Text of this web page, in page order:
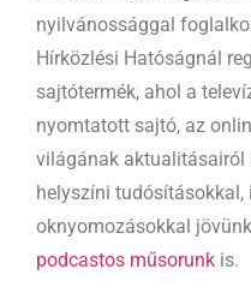
nyilvánossággal
Hírközlési Hatóságnál
sajtótermék, ahol a
nyomtatott sajtó, az
világának aktualitásairól
helyszíni
oknyomozásokkal
podcastos műsorunk is.